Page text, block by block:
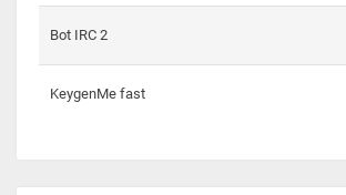
Bot IRC 2
KeygenMe fast